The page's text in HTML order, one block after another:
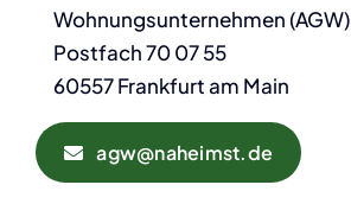
Wohnungsunternehmen (AGW)
Postfach 70 07 55
60557 Frankfurt am Main
agw@naheimst.de